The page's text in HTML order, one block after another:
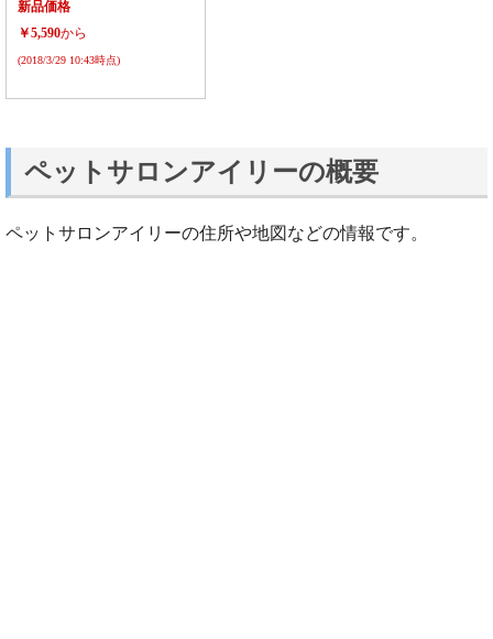
新品価格
￥5,590から
(2018/3/29 10:43時点)
ペットサロンアイリーの概要
ペットサロンアイリーの住所や地図などの情報です。